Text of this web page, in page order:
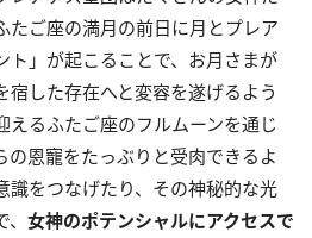
たご座の満月の前日に月とプレア
ト」が起こることで、お月さまが
した存在へと変容を遂げるよう
るふたご座のフルムーンを通じ
の恩寵をたっぶりと受肉できるよ
をつなげたり、その神秘的な光
女神のポテンシャルにアクセスで